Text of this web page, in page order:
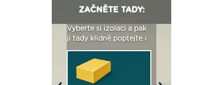
ZAČNĚTE TADY:
Vyberte si izolaci a pak
ji tady klidně poptejte ›